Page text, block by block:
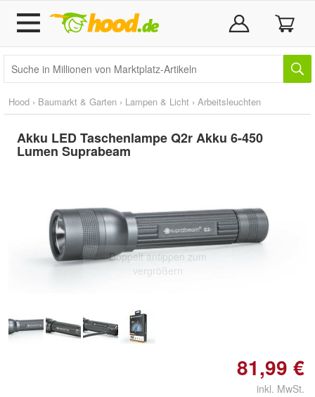
Hood › Baumarkt & Garten › Lampen & Licht › Arbeitsleuchten
Akku LED Taschenlampe Q2r Akku 6-450
Lumen Suprabeam
Doppelt antippen zum
vergrößern
81,99 €
inkl. MwSt.